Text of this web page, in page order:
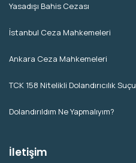
Yasadışı Bahis Cezası
İstanbul Ceza Mahkemeleri
Ankara Ceza Mahkemeleri
TCK 158 Nitelikli Dolandırıcılık Suçu
Dolandırıldım Ne Yapmalıyım?
İletişim